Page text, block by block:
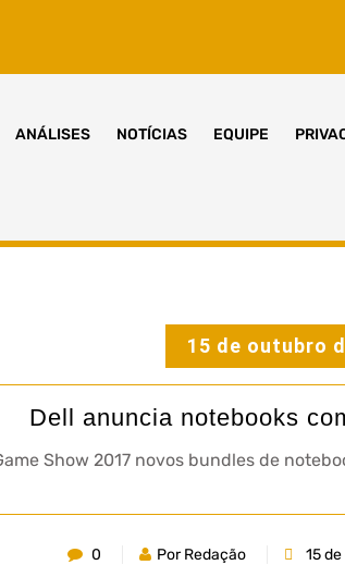
ANÁLISES NOTÍCIAS EQUIPE
15 de outubro
Dell anuncia notebooks
Show 2017 novos bundles de
0 Por Redação 15